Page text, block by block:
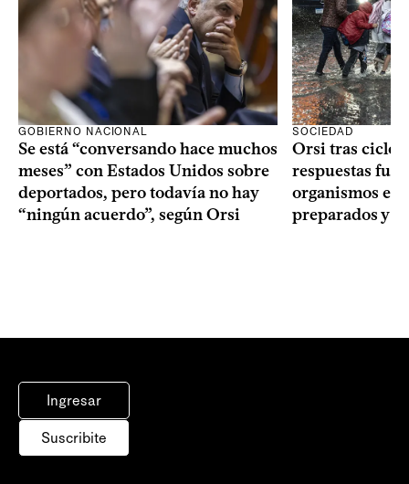
GOBIERNO NACIONAL
Se está “conversando hace muchos
meses” con Estados Unidos sobre
deportados, pero todavía no hay
“ningún acuerdo”, según Orsi
SOCIEDAD
Orsi tras
respuestas
organismos
preparados y
Ingresar
Suscribite